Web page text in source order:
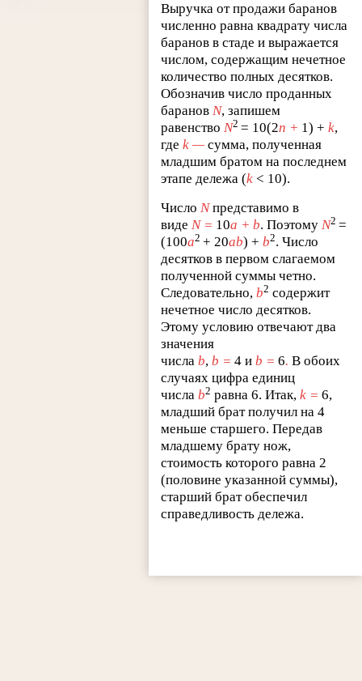
Выручка от продажи баранов
численно равна квадрату числа
баранов в стаде и выражается
числом, содержащим нечетное
количество полных десятков.
Обозначив число проданных
барановN, запишем
равенствоN2= 10(2n + 1) +k,
где k—сумма, полученная
младшим братом на последнем
этапе дележа (k < 10).
ЧислоNпредставимо в
видеN = 10a +b. ПоэтомуN2=
(100a2 + 20ab) +b2. Число
десятков в первом слагаемом
полученной суммы четно.
Следовательно,b2 содержит
нечетное число десятков.
Этому условию отвечают два
значения
числаb,b =4 иb =6.В обоих
случаях цифра единиц
числаb2 равна 6. Итак,k =6,
младший брат получил на 4
меньше старшего. Передав
младшему брату нож,
стоимость которого равна 2
(половине указанной суммы),
старший брат обеспечил
справедливость дележа.